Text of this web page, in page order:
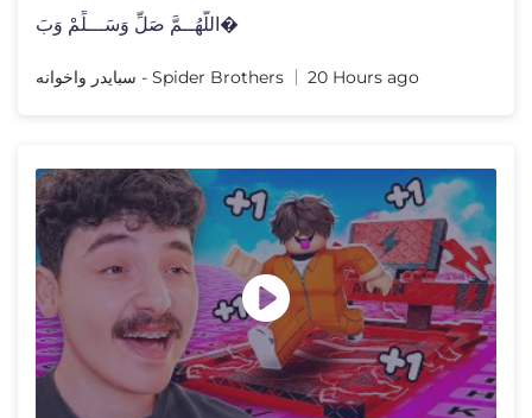
اللَّهُــمَّ صَلِّ وَسَـــلِّمْ وَبَ�
سبايدر واخوانه - Spider Brothers 20 Hours ago